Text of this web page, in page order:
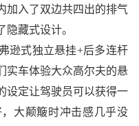
加入了双边共四出的排气
隐藏式设计。
逊式独立悬挂+后多连杆
实车体验大众高尔夫的悬
设定让驾驶员可以获得一
大颠簸时冲击感几乎没